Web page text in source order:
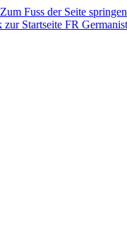
Zum Fuss der Seite springen
FR